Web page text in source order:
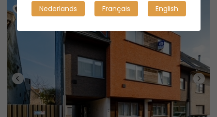
Nederlands Français English